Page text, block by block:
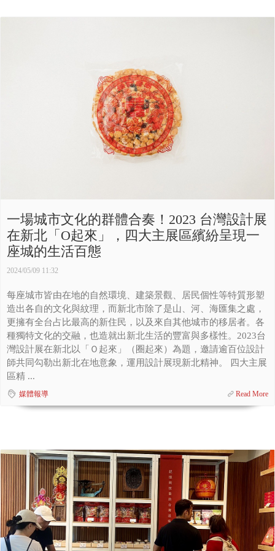
一場城市文化的群體合奏！2023 台灣設計展
在新北「O起來」，四大主展區繽紛呈現一
座城的生活百態
2024/05/09 11:32
每座城市皆由在地的自然環境、建築景觀、居民個性等特質形塑
造出各自的文化與紋理，而新北市除了是山、河、海匯集之處，
更擁有全台占比最高的新住民，以及來自其他城市的移居者。各
種獨特文化的交融，也造就出新北生活的豐富與多樣性。2023台
灣設計展在新北以「Ｏ起來」（圈起來）為題，邀請逾百位設計
師共同勾勒出新北在地意象，運用設計展現新北精神。 四大主展
區精 ...
媒體報導 Read More